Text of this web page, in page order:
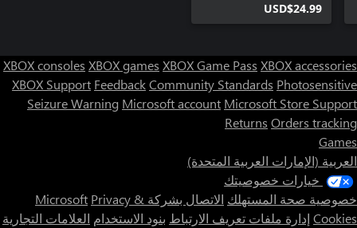
USD$24.99
XBOX consoles XBOX games XBOX Game Pass XBOX accessories
XBOX Support FeedbackCommunity Standards Photosensitive
Seizure Warning Microsoft account Microsoft Store Support
Returns Orders tracking
Games
العربية (الإمارات العربية المتحدة)
خيارات خصوصيتك
خصوصية صحة المستهلك الاتصال بشركة Microsoft Privacy &
Cookies إدارة ملفات تعريف الارتباط بنود الاستخدام العلامات التجارية